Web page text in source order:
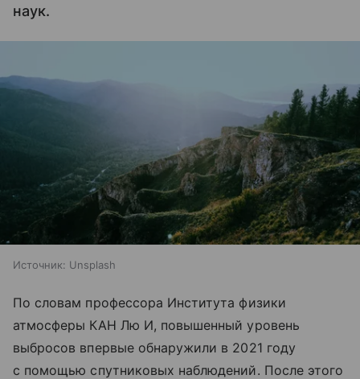
наук.
Источник: Unsplash
По словам профессора Института физики
атмосферы КАН Лю И, повышенный уровень
выбросов впервые обнаружили в 2021 году
с помощью спутниковых наблюдений. После этого